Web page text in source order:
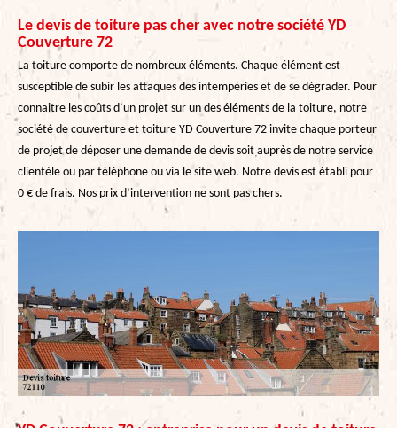
Le devis de toiture pas cher avec notre société YD
Couverture 72
La toiture comporte de nombreux éléments. Chaque élément est
susceptible de subir les attaques des intempéries et de se dégrader. Pour
connaitre les coûts d’un projet sur un des éléments de la toiture, notre
société de couverture et toiture YD Couverture 72 invite chaque porteur
de projet de déposer une demande de devis soit auprès de notre service
clientèle ou par téléphone ou via le site web. Notre devis est établi pour
0 € de frais. Nos prix d’intervention ne sont pas chers.